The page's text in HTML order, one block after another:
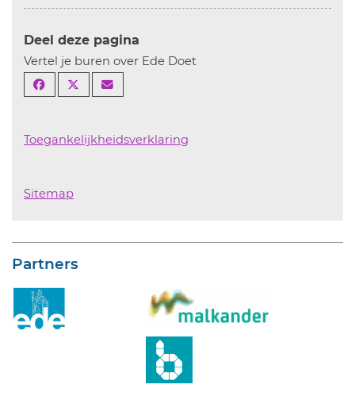
Deel deze pagina
Vertel je buren over Ede Doet
Toegankelijkheidsverklaring
Sitemap
Partners